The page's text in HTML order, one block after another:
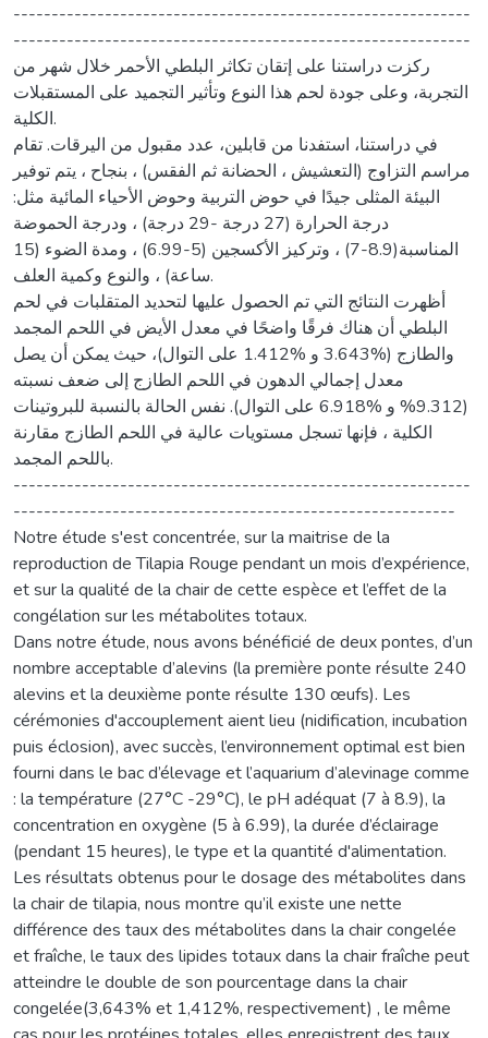
------------------------------------------------------------
------------------------------------------------------------
ركزت دراستنا على إتقان تكاثر البلطي الأحمر خلال شهر من
التجربة، وعلى جودة لحم هذا النوع وتأثير التجميد على المستقبلات
الكلية.
في دراستنا، استفدنا من قابلين، عدد مقبول من اليرقات. تقام
مراسم التزاوج (التعشيش ، الحضانة ثم الفقس) ، بنجاح ، يتم توفير
البيئة المثلى جيدًا في حوض التربية وحوض الأحياء المائية مثل:
درجة الحرارة (27 درجة -29 درجة) ، ودرجة الحموضة
المناسبة(8.9-7) ، وتركيز الأكسجين (5-6.99) ، ومدة الضوء (15
ساعة) ، والنوع وكمية العلف.
أظهرت النتائج التي تم الحصول عليها لتحديد المتقلبات في لحم
البلطي أن هناك فرقًا واضحًا في معدل الأيض في اللحم المجمد
والطازج (%3.643 و %1.412 على التوال)، حيث يمكن أن يصل
معدل إجمالي الدهون في اللحم الطازج إلى ضعف نسبته
(9.312% و %6.918 على التوال). نفس الحالة بالنسبة للبروتينات
الكلية ، فإنها تسجل مستويات عالية في اللحم الطازج مقارنة
باللحم المجمد.
------------------------------------------------------------
----------------------------------------------------------
Notre étude s'est concentrée, sur la maitrise de la
reproduction de Tilapia Rouge pendant un mois d’expérience,
et sur la qualité de la chair de cette espèce et l’effet de la
congélation sur les métabolites totaux.
Dans notre étude, nous avons bénéficié de deux pontes, d’un
nombre acceptable d’alevins (la première ponte résulte 240
alevins et la deuxième ponte résulte 130 œufs). Les
cérémonies d'accouplement aient lieu (nidification, incubation
puis éclosion), avec succès, l’environnement optimal est bien
fourni dans le bac d’élevage et l’aquarium d’alevinage comme
: la température (27°C -29°C), le pH adéquat (7 à 8.9), la
concentration en oxygène (5 à 6.99), la durée d’éclairage
(pendant 15 heures), le type et la quantité d'alimentation.
Les résultats obtenus pour le dosage des métabolites dans
la chair de tilapia, nous montre qu’il existe une nette
différence des taux des métabolites dans la chair congelée
et fraîche, le taux des lipides totaux dans la chair fraîche peut
atteindre le double de son pourcentage dans la chair
congelée(3,643% et 1,412%, respectivement) , le même